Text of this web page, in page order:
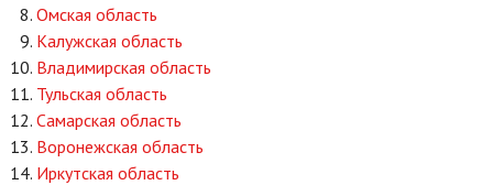
Омская область
Калужская область
Владимирская область
Тульская область
Самарская область
Воронежская область
Иркутская область